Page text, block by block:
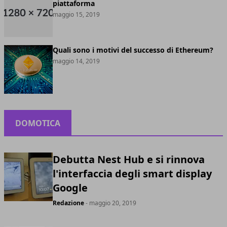
piattaforma
maggio 15, 2019
Quali sono i motivi del successo di Ethereum?
maggio 14, 2019
DOMOTICA
Debutta Nest Hub e si rinnova
l'interfaccia degli smart display
Google
Redazione- maggio 20, 2019